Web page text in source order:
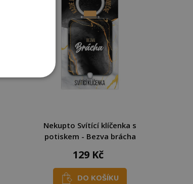
Nekupto Svítící klíčenka s
potiskem - Bezva brácha
129 Kč
DO KOŠÍKU